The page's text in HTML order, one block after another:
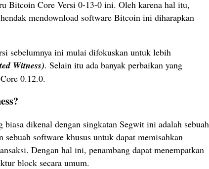
Bitcoin Core Versi 0-13-0 ini. Oleh karena hal itu,
mendownload software Bitcoin ini diharapkan
sebelumnya ini mulai difokuskan untuk lebih
Witness). Selain itu ada banyak perbaikan yang
0.12.0.
biasa dikenal dengan singkatan Segwit ini adalah sebuah
software khusus untuk dapat memisahkan
Dengan hal ini, penambang dapat menempatkan
block secara umum.